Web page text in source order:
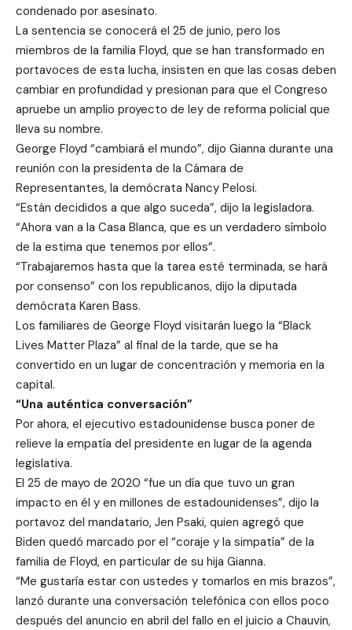
condenado por asesinato.
La sentencia se conocerá el 25 de junio, pero los
miembros de la familia Floyd, que se han transformado en
portavoces de esta lucha, insisten en que las cosas deben
cambiar en profundidad y presionan para que el Congreso
apruebe un amplio proyecto de ley de reforma policial que
lleva su nombre.
George Floyd “cambiará el mundo”, dijo Gianna durante una
reunión con la presidenta de la Cámara de
Representantes, la demócrata Nancy Pelosi.
“Están decididos a que algo suceda”, dijo la legisladora.
“Ahora van a la Casa Blanca, que es un verdadero símbolo
de la estima que tenemos por ellos”.
“Trabajaremos hasta que la tarea esté terminada, se hará
por consenso” con los republicanos, dijo la diputada
demócrata Karen Bass.
Los familiares de George Floyd visitarán luego la “Black
Lives Matter Plaza” al final de la tarde, que se ha
convertido en un lugar de concentración y memoria en la
capital.
“Una auténtica conversación”
Por ahora, el ejecutivo estadounidense busca poner de
relieve la empatía del presidente en lugar de la agenda
legislativa.
El 25 de mayo de 2020 “fue un día que tuvo un gran
impacto en él y en millones de estadounidenses”, dijo la
portavoz del mandatario, Jen Psaki, quien agregó que
Biden quedó marcado por el “coraje y la simpatía” de la
familia de Floyd, en particular de su hija Gianna.
“Me gustaría estar con ustedes y tomarlos en mis brazos”,
lanzó durante una conversación telefónica con ellos poco
después del anuncio en abril del fallo en el juicio a Chauvin,